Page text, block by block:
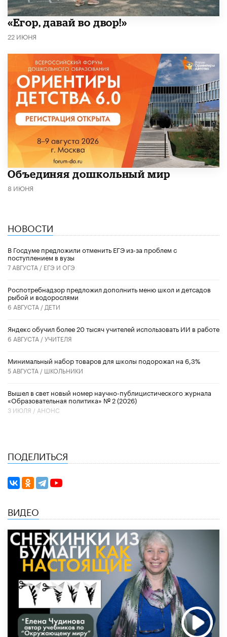
«Егор, давай во двор!»
22 ИЮНЯ
​Объединяя дошкольный мир
8 ИЮНЯ
НОВОСТИ
В Госдуме предложили отменить ЕГЭ из-за проблем с
поступлением в вузы
7 АВГУСТА / ЕГЭ И ОГЭ
Роспотребнадзор предложил дополнить меню школ и детсадов
рыбой и водорослями
6 АВГУСТА / ДЕТИ
​Яндекс обучил более 20 тысяч учителей использовать ИИ в работе
6 АВГУСТА /УЧИТЕЛЯ
Минимальный набор товаров для школы подорожал на 6,3%
5 АВГУСТА / ШКОЛЬНИКИ
Вышел в свет новый номер научно-публицистического журнала
«Образовательная политика» № 2 (2026)
3 ИЮЛЯ / АНОНС
ПОДЕЛИТЬСЯ
ВИДЕО